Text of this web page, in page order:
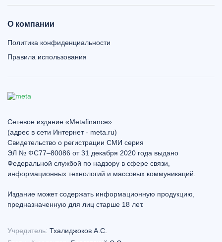
О компании
Политика конфиденциальности
Правила использования
Сетевое издание «Metafinance»
(адрес в сети Интернет - meta.ru)
Свидетельство о регистрации СМИ серия
ЭЛ № ФС77–80086 от 31 декабря 2020 года выдано
Федеральной службой по надзору в сфере связи,
информационных технологий и массовых коммуникаций.
Издание может содержать информационную продукцию,
предназначенную для лиц старше 18 лет.
Учредитель: Тхалиджоков А.С.